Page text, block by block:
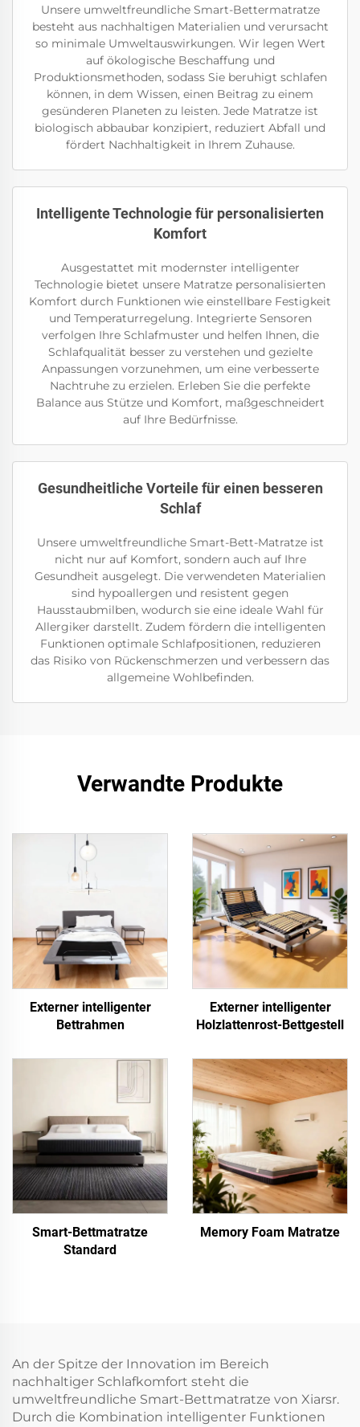
Unsere umweltfreundliche Smart-Bettermatratze
besteht aus nachhaltigen Materialien und verursacht
so minimale Umweltauswirkungen. Wir legen Wert
auf ökologische Beschaffung und
Produktionsmethoden, sodass Sie beruhigt schlafen
können, in dem Wissen, einen Beitrag zu einem
gesünderen Planeten zu leisten. Jede Matratze ist
biologisch abbaubar konzipiert, reduziert Abfall und
fördert Nachhaltigkeit in Ihrem Zuhause.
Intelligente Technologie für personalisierten
Komfort
Ausgestattet mit modernster intelligenter
Technologie bietet unsere Matratze personalisierten
Komfort durch Funktionen wie einstellbare Festigkeit
und Temperaturregelung. Integrierte Sensoren
verfolgen Ihre Schlafmuster und helfen Ihnen, die
Schlafqualität besser zu verstehen und gezielte
Anpassungen vorzunehmen, um eine verbesserte
Nachtruhe zu erzielen. Erleben Sie die perfekte
Balance aus Stütze und Komfort, maßgeschneidert
auf Ihre Bedürfnisse.
Gesundheitliche Vorteile für einen besseren
Schlaf
Unsere umweltfreundliche Smart-Bett-Matratze ist
nicht nur auf Komfort, sondern auch auf Ihre
Gesundheit ausgelegt. Die verwendeten Materialien
sind hypoallergen und resistent gegen
Hausstaubmilben, wodurch sie eine ideale Wahl für
Allergiker darstellt. Zudem fördern die intelligenten
Funktionen optimale Schlafpositionen, reduzieren
das Risiko von Rückenschmerzen und verbessern das
allgemeine Wohlbefinden.
Verwandte Produkte
Externer intelligenter
Bettrahmen
Externer intelligenter
Holzlattenrost-Bettgestell
Smart-Bettmatratze
Standard
Memory Foam Matratze
An der Spitze der Innovation im Bereich
nachhaltiger Schlafkomfort steht die
umweltfreundliche Smart-Bettmatratze von Xiarsr.
Durch die Kombination intelligenter Funktionen